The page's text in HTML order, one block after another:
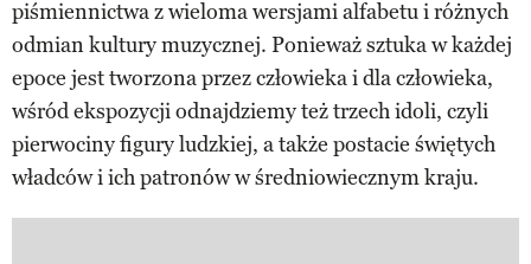
piśmiennictwa z wieloma wersjami alfabetu i różnych
odmian kultury muzycznej. Ponieważ sztuka w każdej
epoce jest tworzona przez człowieka i dla człowieka,
wśród ekspozycji odnajdziemy też trzech idoli, czyli
pierwociny figury ludzkiej, a także postacie świętych
władców i ich patronów w średniowiecznym kraju.